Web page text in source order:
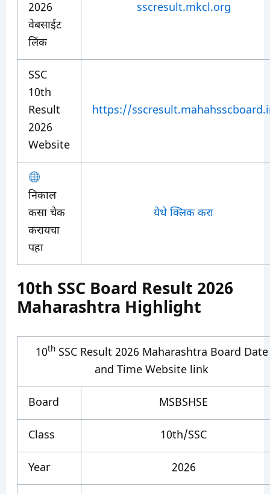
2026
वेबसाईट
लिंक
sscresult.mkcl.org
SSC
10th
Result
2026
Website
https://
निकाल
कसा चेक
करायचा
पहा
येथे क्लिक करा
10th SSC Board Result 2026
Maharashtra Highlight
10thSSC Result 2026 Maharashtra Board Date
and Time Website link
Board MSBSHSE
Class 10th/SSC
Year 2026